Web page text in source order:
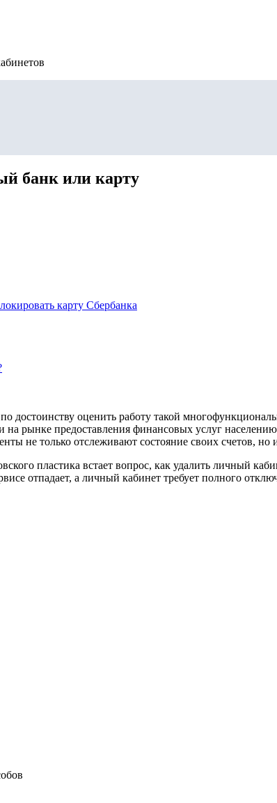
банк или карту
карту Сбербанка
достоинству оценить работу такой
рынке предоставления финансовых услуг
не только отслеживают состояние своих счетов, но
пластика встает вопрос, как удалить личный
отпадает, а личный кабинет требует полного